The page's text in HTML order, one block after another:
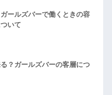
ールズバーで働くときの容
いて
？ガールズバーの客層につ